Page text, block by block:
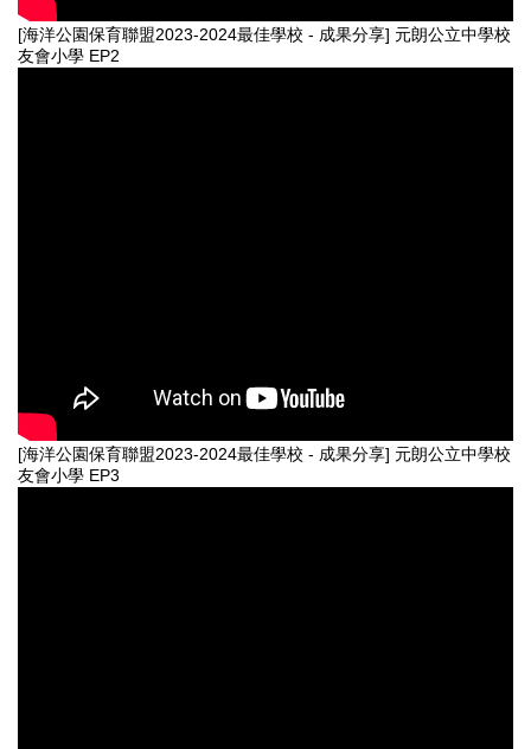
[海洋公園保育聯盟2023-2024最佳學校 - 成果分享] 元朗公立中學校
友會小學 EP2
[海洋公園保育聯盟2023-2024最佳學校 - 成果分享] 元朗公立中學校
友會小學 EP3